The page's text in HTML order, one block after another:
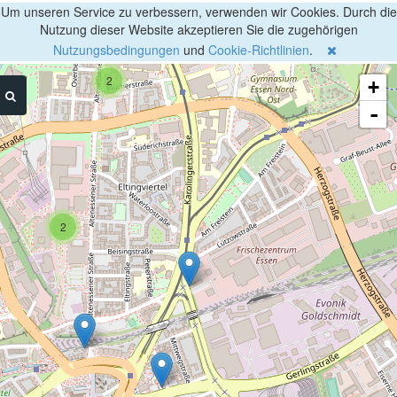
Um unseren Service zu verbessern, verwenden wir Cookies. Durch die
Nutzung dieser Website akzeptieren Sie die zugehörigen
Nutzungsbedingungen und Cookie-Richtlinien.
2
2 +
-